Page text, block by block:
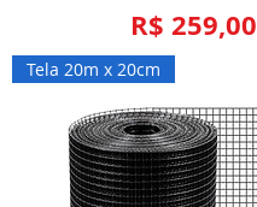
Preço
R$ 259,00
Tela 20m x 20cm